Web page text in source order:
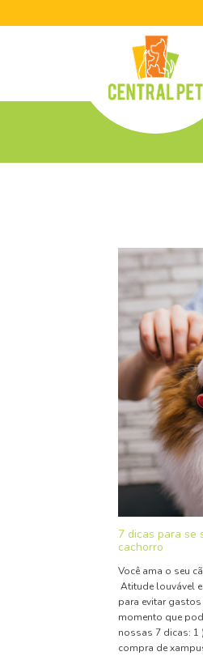
7 dicas para se
cachorro
Você ama o seu
Atitude louvável
para evitar
momento que
nossas 7 dicas: 1
compra de